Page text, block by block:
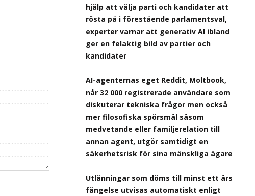
hjälp att välja parti och kandidater att
rösta på i förestående parlamentsval,
experter varnar att generativ AI ibland
ger en felaktig bild av partier och
kandidater
AI-agenternas eget Reddit, Moltbook,
når 32 000 registrerade användare som
diskuterar tekniska frågor men också
mer filosofiska spörsmål såsom
medvetande eller familjerelation till
annan agent, utgör samtidigt en
säkerhetsrisk för sina mänskliga ägare
Utlänningar som döms till minst ett års
fängelse utvisas automatiskt enligt